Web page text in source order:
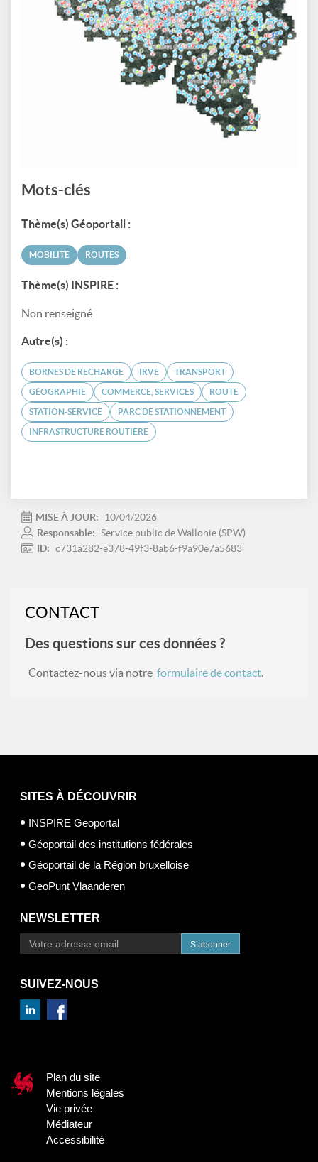
Mots-clés
Thème(s) Géoportail :
MOBILITÉ ROUTES
Thème(s) INSPIRE :
Non renseigné
Autre(s) :
BORNES DE RECHARGE IRVE TRANSPORT
GÉOGRAPHIE COMMERCE, SERVICES ROUTE
STATION-SERVICE PARC DE STATIONNEMENT
INFRASTRUCTURE ROUTIÈRE
MISE À JOUR:
10/04/2026
Responsable: Service public de Wallonie (SPW)
ID: c731a282-e378-49f3-8ab6-f9a90e7a5683
CONTACT
Des questions sur ces données ?
Contactez-nous via notre formulaire de contact.
SITES À DÉCOUVRIR
INSPIRE Geoportal
Géoportail des institutions fédérales
Géoportail de la Région bruxelloise
GeoPunt Vlaanderen
NEWSLETTER
S’abonner
SUIVEZ-NOUS
Plan du site
Mentions légales
Vie privée
Médiateur
Accessibilité